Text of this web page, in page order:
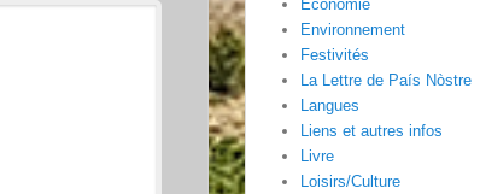
Economie
Environnement
Festivités
La Lettre de País Nòstre
Langues
Liens et autres infos
Livre
Loisirs/Culture